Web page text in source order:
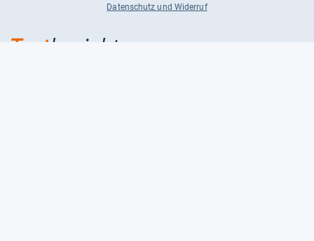
Datenschutz und Widerruf